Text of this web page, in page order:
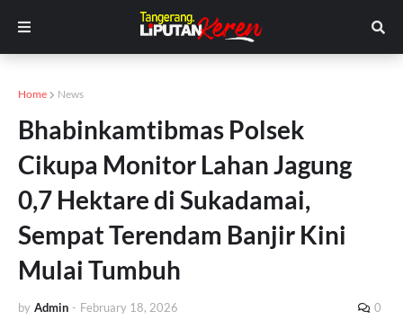
Home News
Bhabinkamtibmas Polsek
Cikupa Monitor Lahan Jagung
0,7 Hektare di Sukadamai,
Sempat Terendam Banjir Kini
Mulai Tumbuh
by Admin - February 18, 2026 0